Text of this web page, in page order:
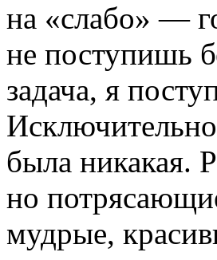
на «слабо» —
не поступишь
задача, я
была никакая.
но
мудрые,